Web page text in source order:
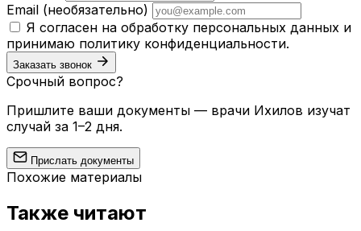
Email (необязательно)
Я согласен на обработку персональных данных и
принимаю политику конфиденциальности.
Заказать звонок
Срочный вопрос?
Пришлите ваши документы — врачи Ихилов изучат
случай за 1–2 дня.
Прислать документы
Похожие материалы
Также читают